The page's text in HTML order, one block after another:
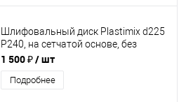
Шлифовальный диск Plastimix d225
P240, на сетчатой основе, без
отверстий, упаковка 10 шт.
1 500 ₽/ шт
Подробнее